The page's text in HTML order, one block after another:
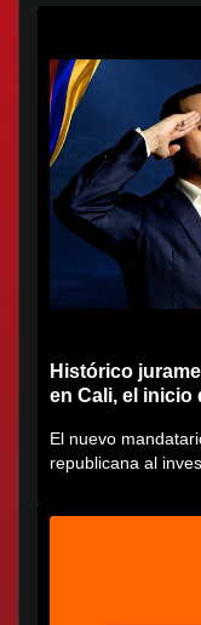
Histórico
en Cali, el inicio
El nuevo
republicana al